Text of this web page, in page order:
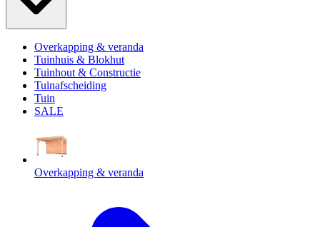
Overkapping & veranda
Tuinhuis & Blokhut
Tuinhout & Constructie
Tuinafscheiding
Tuin
SALE
Overkapping & veranda